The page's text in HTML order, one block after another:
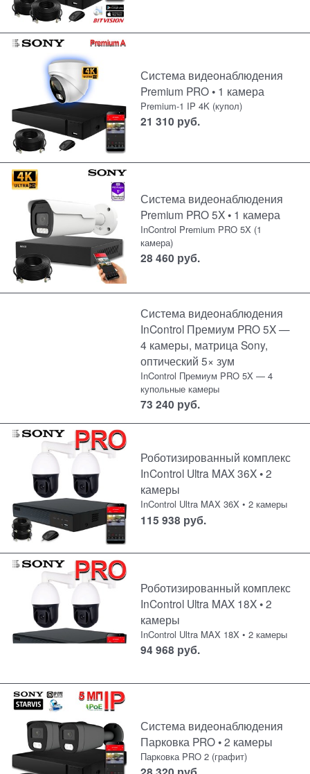
Система видеонаблюдения
Premium PRO • 1 камера
Premium-1 IP 4K (купол)
21 310 руб.
Система видеонаблюдения
Premium PRO 5X • 1 камера
InControl Premium PRO 5X (1
камера)
28 460 руб.
Система видеонаблюдения
InControl Премиум PRO 5X —
4 камеры, матрица Sony,
оптический 5× зум
InControl Премиум PRO 5X — 4
купольные камеры
73 240 руб.
Роботизированный комплекс
InControl Ultra MAX 36X • 2
камеры
InControl Ultra MAX 36X • 2 камеры
115 938 руб.
Роботизированный комплекс
InControl Ultra MAX 18X • 2
камеры
InControl Ultra MAX 18X • 2 камеры
94 968 руб.
Система видеонаблюдения
Парковка PRO • 2 камеры
Парковка PRO 2 (графит)